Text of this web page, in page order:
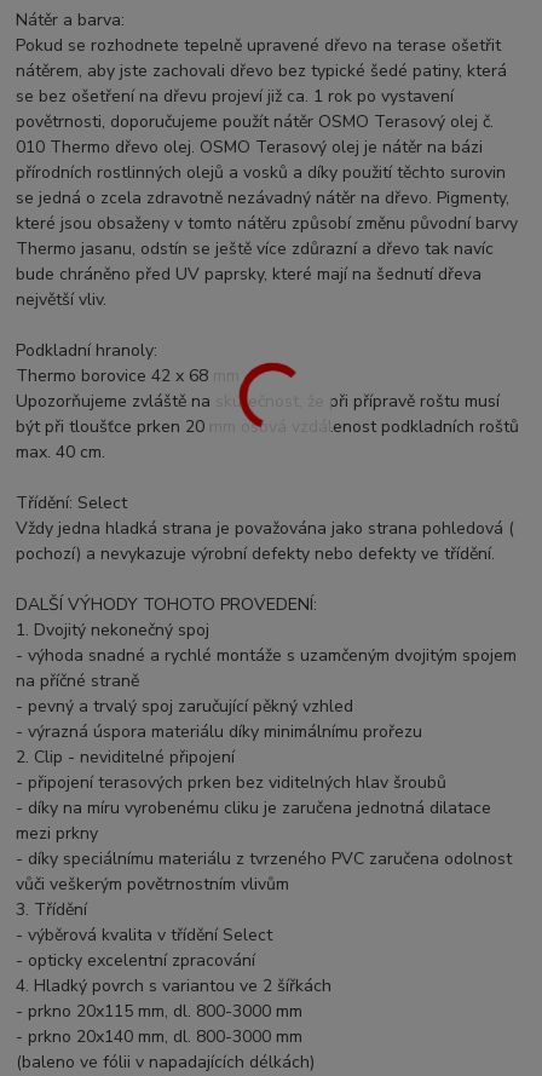
Nátěr a barva:
Pokud se rozhodnete tepelně upravené dřevo na terase ošetřit
nátěrem, aby jste zachovali dřevo bez typické šedé patiny, která
se bez ošetření na dřevu projeví již ca. 1 rok po vystavení
povětrnosti, doporučujeme použít nátěr OSMO Terasový olej č.
010 Thermo dřevo olej. OSMO Terasový olej je nátěr na bázi
přírodních rostlinných olejů a vosků a díky použití těchto surovin
se jedná o zcela zdravotně nezávadný nátěr na dřevo. Pigmenty,
které jsou obsaženy v tomto nátěru způsobí změnu původní barvy
Thermo jasanu, odstín se ještě více zdůrazní a dřevo tak navíc
bude chráněno před UV paprsky, které mají na šednutí dřeva
největší vliv.
Podkladní hranoly:
Thermo borovice 42 x 68 mm
Upozorňujeme zvláště na skutečnost, že při přípravě roštu musí
být při tloušťce prken 20 mm osová vzdálenost podkladních roštů
max. 40 cm.
Třídění: Select
Vždy jedna hladká strana je považována jako strana pohledová (
pochozí) a nevykazuje výrobní defekty nebo defekty ve třídění.
DALŠÍ VÝHODY TOHOTO PROVEDENÍ:
1. Dvojitý nekonečný spoj
- výhoda snadné a rychlé montáže s uzamčeným dvojitým spojem
na příčné straně
- pevný a trvalý spoj zaručující pěkný vzhled
- výrazná úspora materiálu díky minimálnímu prořezu
2. Clip - neviditelné připojení
- připojení terasových prken bez viditelných hlav šroubů
- díky na míru vyrobenému cliku je zaručena jednotná dilatace
mezi prkny
- díky speciálnímu materiálu z tvrzeného PVC zaručena odolnost
vůči veškerým povětrnostním vlivům
3. Třídění
- výběrová kvalita v třídění Select
- opticky excelentní zpracování
4. Hladký povrch s variantou ve 2 šířkách
- prkno 20x115 mm, dl. 800-3000 mm
- prkno 20x140 mm, dl. 800-3000 mm
(baleno ve fólii v napadajících délkách)